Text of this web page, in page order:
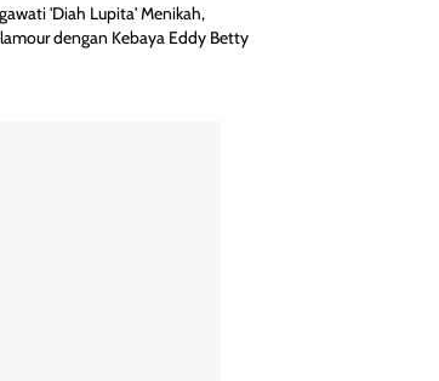
'Diah Lupita' Menikah,
dengan Kebaya Eddy Betty